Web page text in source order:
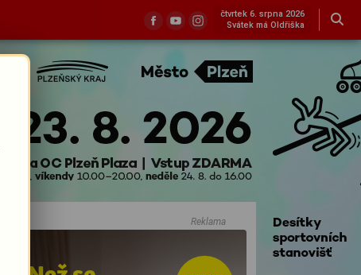
čtvrtek 6. srpna 2026
Svátek má Oldřiška
Reklama